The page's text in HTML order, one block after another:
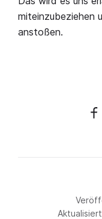
miteinzubeziehen
anstoßen.